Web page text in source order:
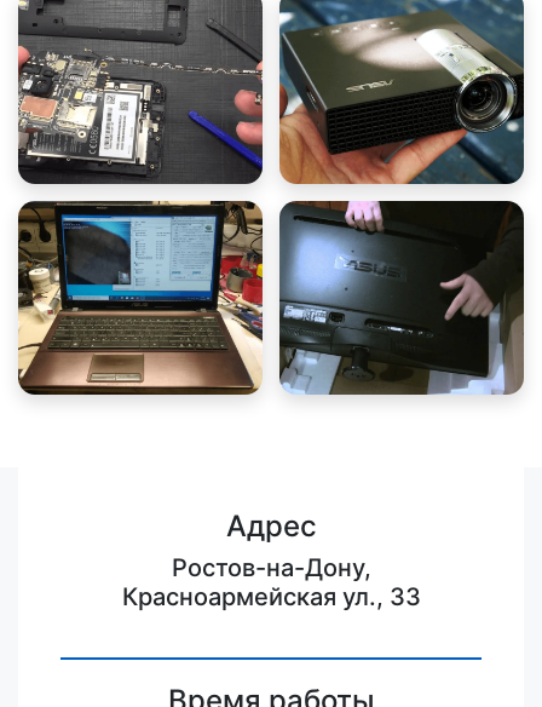
Адрес
Ростов-на-Дону,
Красноармейская ул., 33